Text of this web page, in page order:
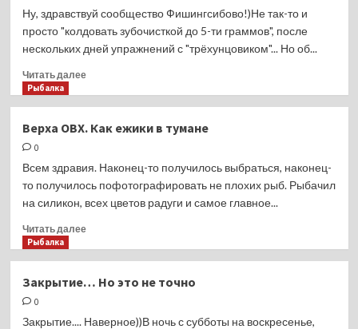
водозабор
Ну, здравствуй сообщество Фишингсибово!)Не так-то и
просто "колдовать зубочисткой до 5-ти граммов", после
нескольких дней упражнений с "трёхунцовиком"... Но об...
Читать далееПрочитать
это
килограмм!…
Рыбалка
Верха ОВХ. Как ежики в тумане
0
Всем здравия. Наконец-то получилось выбраться, наконец-
то получилось пофотографировать не плохих рыб. Рыбачил
на силикон, всех цветов радуги и самое главное...
Читать далееПрочитать
ОВХ.
ежики
Рыбалка
Закрытие… Но это не точно
0
Закрытие.... Наверное))В ночь с субботы на воскресенье,